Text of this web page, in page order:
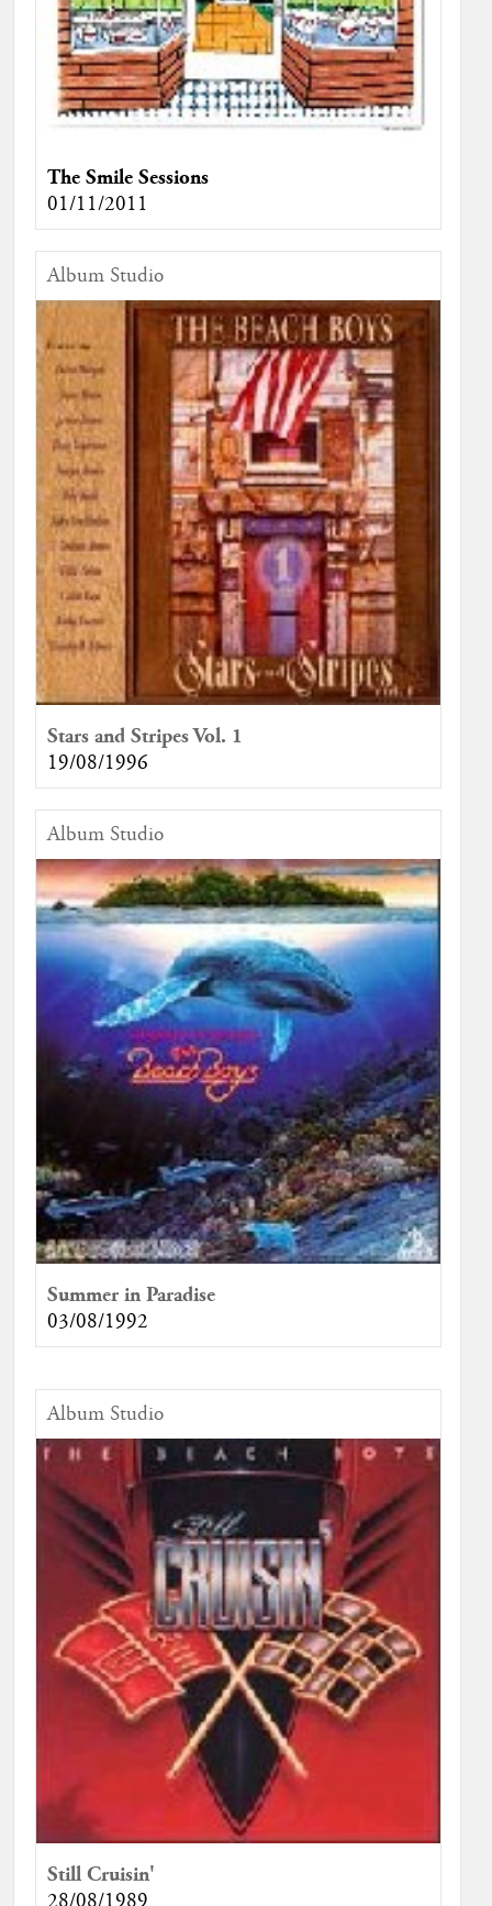
The Smile Sessions
01/11/2011
Album Studio
Stars and Stripes Vol. 1
19/08/1996
Album Studio
Summer in Paradise
03/08/1992
Album Studio
Still Cruisin'